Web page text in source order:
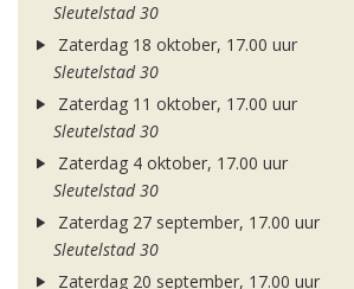
Sleutelstad 30
Zaterdag 18 oktober, 17.00 uur
Sleutelstad 30
Zaterdag 11 oktober, 17.00 uur
Sleutelstad 30
Zaterdag 4 oktober, 17.00 uur
Sleutelstad 30
Zaterdag 27 september, 17.00 uur
Sleutelstad 30
Zaterdag 20 september, 17.00 uur